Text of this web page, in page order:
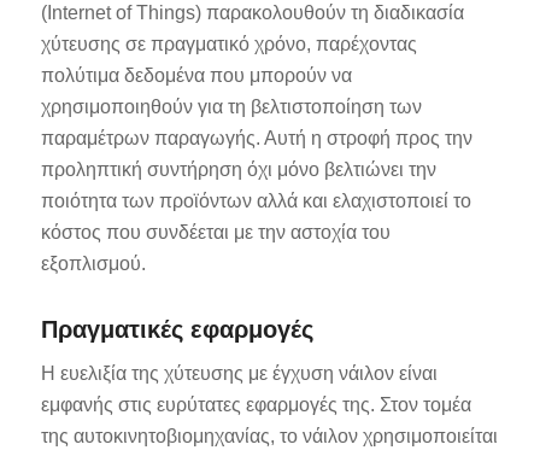
(Internet of Things) παρακολουθούν τη διαδικασία
χύτευσης σε πραγματικό χρόνο, παρέχοντας
πολύτιμα δεδομένα που μπορούν να
χρησιμοποιηθούν για τη βελτιστοποίηση των
παραμέτρων παραγωγής. Αυτή η στροφή προς την
προληπτική συντήρηση όχι μόνο βελτιώνει την
ποιότητα των προϊόντων αλλά και ελαχιστοποιεί το
κόστος που συνδέεται με την αστοχία του
εξοπλισμού.
Πραγματικές εφαρμογές
Η ευελιξία της χύτευσης με έγχυση νάιλον είναι
εμφανής στις ευρύτατες εφαρμογές της. Στον τομέα
της αυτοκινητοβιομηχανίας, το νάιλον χρησιμοποιείται